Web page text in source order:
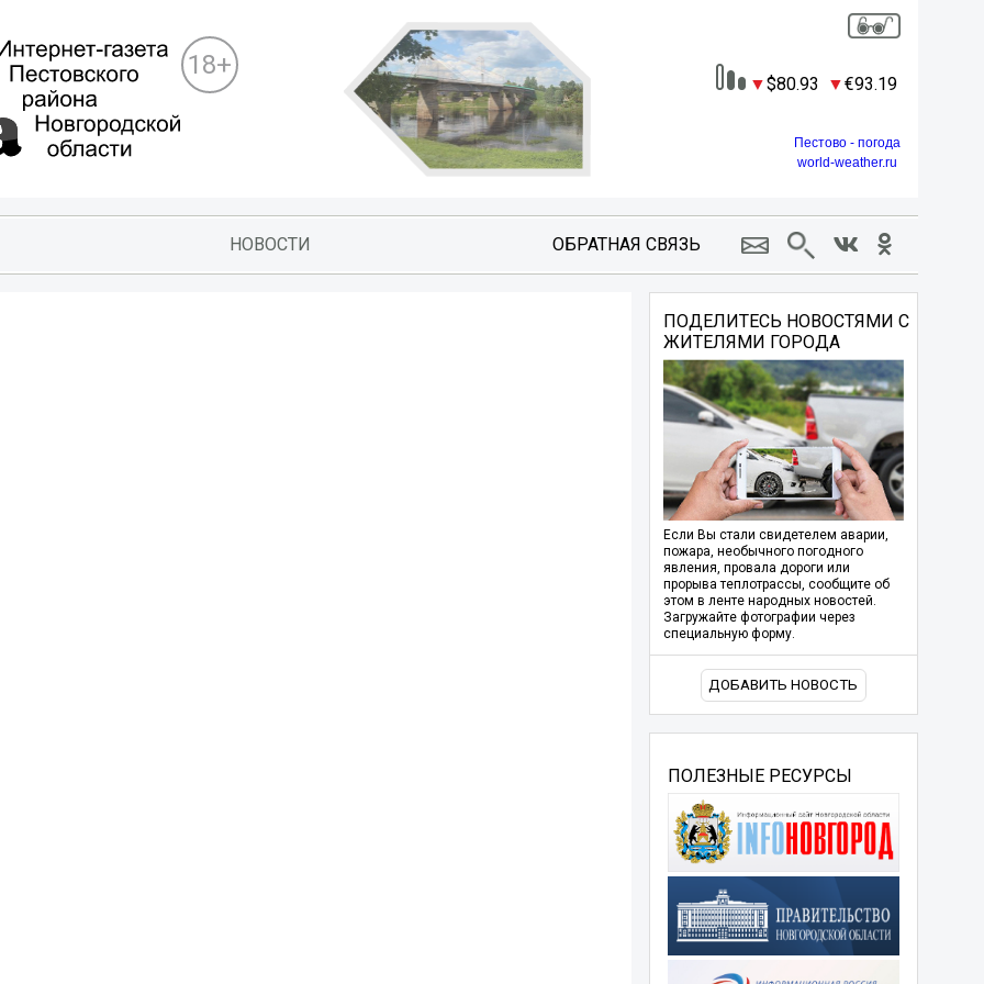
18+
80.93 93.19
Пестово - погода
world-weather.ru
НОВОСТИ ОБРАТНАЯ СВЯЗЬ
ПОДЕЛИТЕСЬ НОВОСТЯМИ С
ЖИТЕЛЯМИ ГОРОДА
Если Вы стали свидетелем аварии,
пожара, необычного погодного
явления, провала дороги или
прорыва теплотрассы, сообщите об
этом в ленте народных новостей.
Загружайте фотографии через
специальную форму.
ДОБАВИТЬ НОВОСТЬ
ПОЛЕЗНЫЕ РЕСУРСЫ